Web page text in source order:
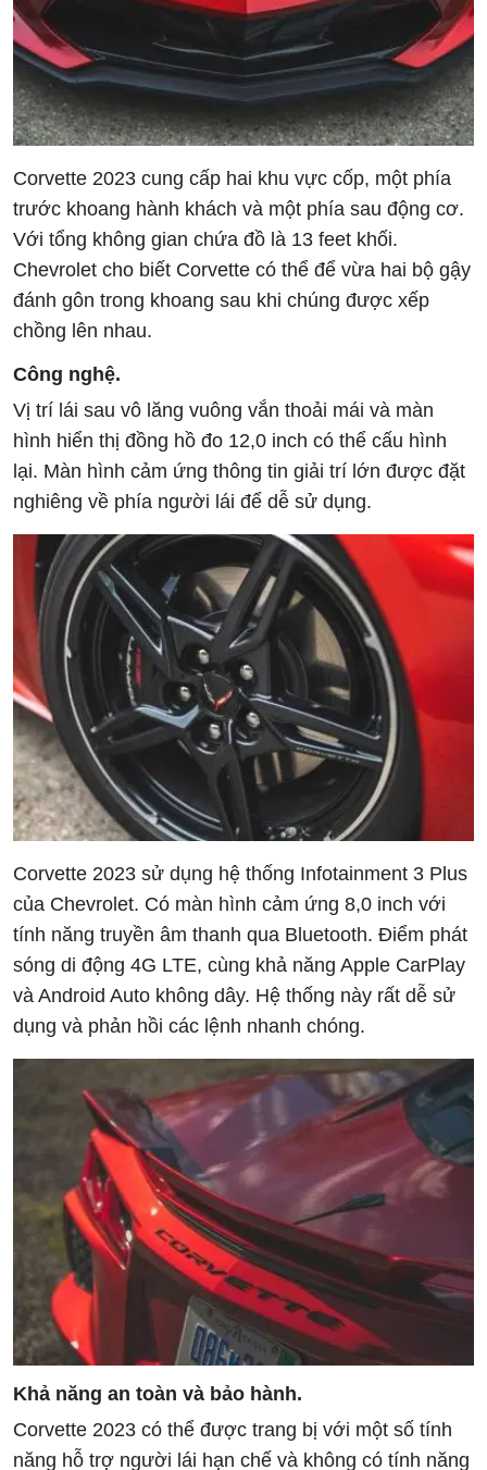
Corvette 2023 cung cấp hai khu vực cốp, một phía
trước khoang hành khách và một phía sau động cơ.
Với tổng không gian chứa đồ là 13 feet khối.
Chevrolet cho biết Corvette có thể để vừa hai bộ gậy
đánh gôn trong khoang sau khi chúng được xếp
chồng lên nhau.
Công nghệ.
Vị trí lái sau vô lăng vuông vắn thoải mái và màn
hình hiển thị đồng hồ đo 12,0 inch có thể cấu hình
lại. Màn hình cảm ứng thông tin giải trí lớn được đặt
nghiêng về phía người lái để dễ sử dụng.
Corvette 2023 sử dụng hệ thống Infotainment 3 Plus
của Chevrolet. Có màn hình cảm ứng 8,0 inch với
tính năng truyền âm thanh qua Bluetooth. Điểm phát
sóng di động 4G LTE, cùng khả năng Apple CarPlay
và Android Auto không dây. Hệ thống này rất dễ sử
dụng và phản hồi các lệnh nhanh chóng.
Khả năng an toàn và bảo hành.
Corvette 2023 có thể được trang bị với một số tính
năng hỗ trợ người lái hạn chế và không có tính năng